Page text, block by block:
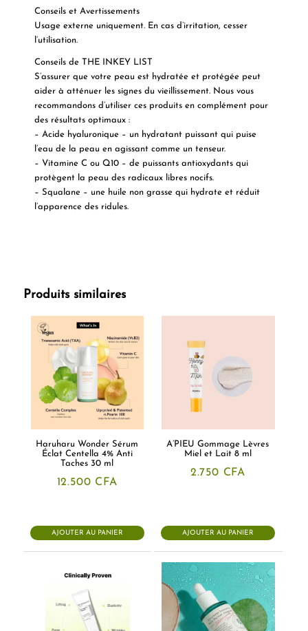
Conseils et Avertissements
Usage externe uniquement. En cas d’irritation, cesser
l’utilisation.
Conseils de THE INKEY LIST
S’assurer que votre peau est hydratée et protégée peut
aider à atténuer les signes du vieillissement. Nous vous
recommandons d’utiliser ces produits en complément pour
des résultats optimaux :
– Acide hyaluronique – un hydratant puissant qui puise
l’eau de la peau en agissant comme un tenseur.
– Vitamine C ou Q10 – de puissants antioxydants qui
protègent la peau des radicaux libres nocifs.
– Squalane – une huile non grasse qui hydrate et réduit
l’apparence des ridules.
Produits similaires
Haruharu Wonder Sérum
Éclat Centella 4% Anti
Taches 30 ml
12.500 CFA
AJOUTER AU PANIER
A’PIEU Gommage Lèvres
Miel et Lait 8 ml
2.750 CFA
AJOUTER AU PANIER